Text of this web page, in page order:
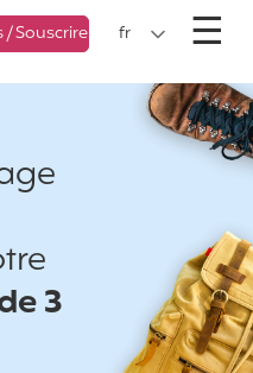
Voyages
50
/ Souscrire fr ☰
3